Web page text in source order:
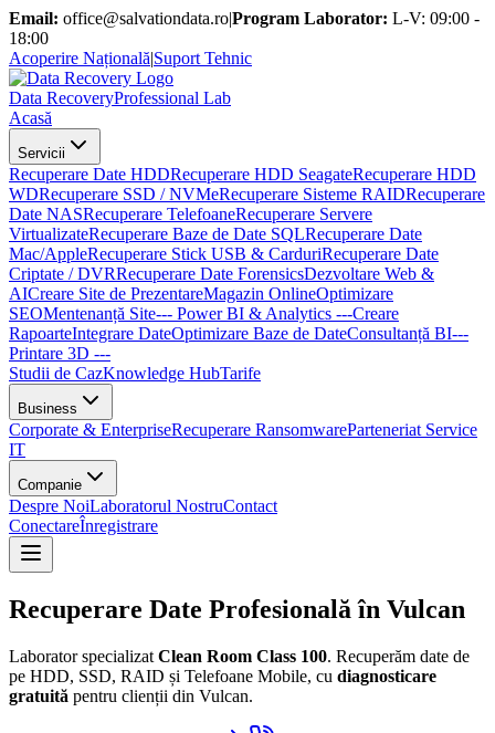
Email: office@salvationdata.ro|Program Laborator: L-V: 09:00 -
18:00
Acoperire Națională|Suport Tehnic
Data RecoveryProfessional Lab
Acasă
Servicii
Recuperare Date HDDRecuperare HDD SeagateRecuperare HDD
WDRecuperare SSD / NVMeRecuperare Sisteme RAIDRecuperare
Date NASRecuperare TelefoaneRecuperare Servere
VirtualizateRecuperare Baze de Date SQLRecuperare Date
Mac/AppleRecuperare Stick USB & CarduriRecuperare Date
Criptate / DVRRecuperare Date ForensicsDezvoltare Web &
AICreare Site de PrezentareMagazin OnlineOptimizare
SEOMentenanță Site--- Power BI & Analytics ---Creare
RapoarteIntegrare DateOptimizare Baze de DateConsultanță BI---
Printare 3D ---
Studii de CazKnowledge HubTarife
Business
Corporate & EnterpriseRecuperare RansomwareParteneriat Service
IT
Companie
Despre NoiLaboratorul NostruContact
ConectareÎnregistrare
Recuperare Date Profesională în Vulcan
Laborator specializat Clean Room Class 100. Recuperăm date de
pe HDD, SSD, RAID și Telefoane Mobile, cu diagnosticare
gratuită pentru clienții din Vulcan.